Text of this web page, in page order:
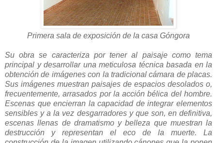
Primera sala de exposición de la casa Góngora
Su obra se caracteriza por tener al paisaje como tema
principal y desarrollar una meticulosa técnica basada en la
obtención de imágenes con la tradicional cámara de placas.
Sus imágenes muestran paisajes de espacios desolados o,
frecuentemente, arrasados por la acción bélica del hombre.
Escenas que encierran la capacidad de integrar elementos
sensibles y a la vez desgarradores y que son, en definitiva,
escenas llenas de dramatismo y belleza que muestran la
destrucción y representan el eco de la muerte. La